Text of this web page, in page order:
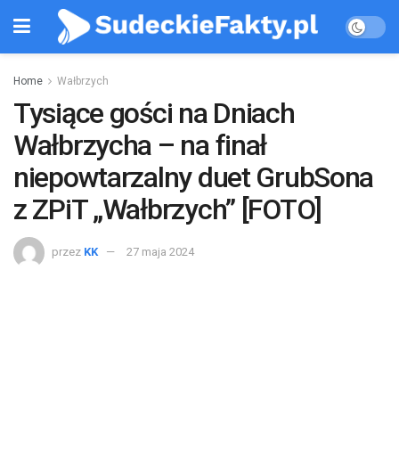
Home Wałbrzych
Tysiące gości na Dniach
Wałbrzycha – na finał
niepowtarzalny duet GrubSona
z ZPiT „Wałbrzych” [FOTO]
przez KK 27 maja 2024